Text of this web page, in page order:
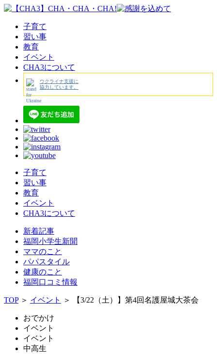
子育て
習い事
教育
イベント
CHA3について
ウクライナ支援に
協力しています。
子育て
習い事
教育
イベント
CHA3について
新着記事
福岡小学生新聞
ママのこと
パパスタイル
健康のこと
福岡口コミ情報
TOP＞ イベント ＞ 【3/22（土）】第4回名護屋城大茶会
おでかけ
イベント
イベント
中高生